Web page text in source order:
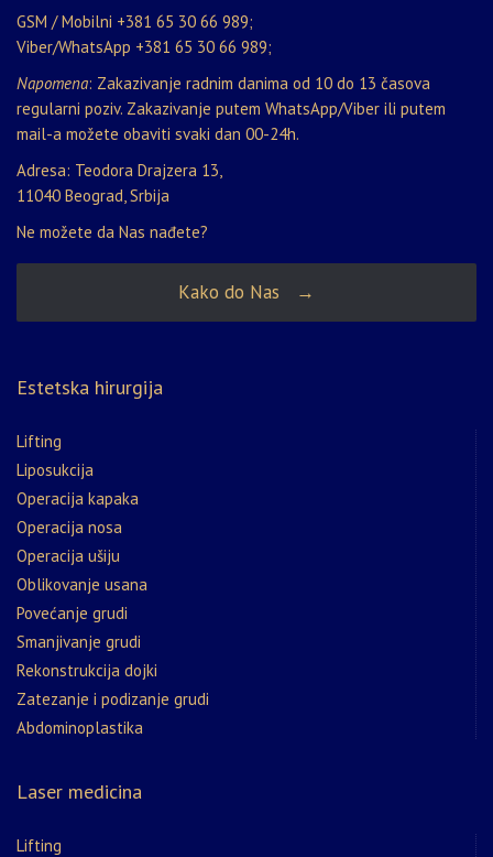
GSM / Mobilni +381 65 30 66 989;
Viber/WhatsApp +381 65 30 66 989;
Napomena: Zakazivanje radnim danima od 10 do 13 časova
regularni poziv. Zakazivanje putem WhatsApp/Viber ili putem
mail-a možete obaviti svaki dan 00-24h.
Adresa: Teodora Drajzera 13,
11040 Beograd, Srbija
Ne možete da Nas nađete?
Kako do Nas →
Estetska hirurgija
Lifting
Liposukcija
Operacija kapaka
Operacija nosa
Operacija ušiju
Oblikovanje usana
Povećanje grudi
Smanjivanje grudi
Rekonstrukcija dojki
Zatezanje i podizanje grudi
Abdominoplastika
Laser medicina
Lifting